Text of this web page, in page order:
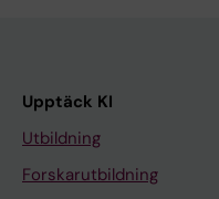
Upptäck KI
Utbildning
Forskarutbildning